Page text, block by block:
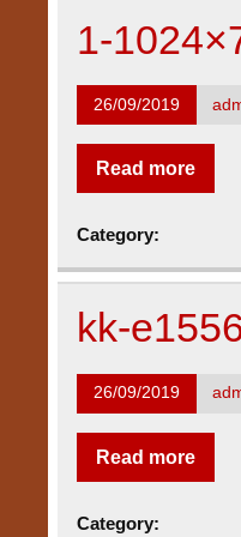
1-
26/09/2019
Read more
Category:
kk-
26/09/2019
Read more
Category: